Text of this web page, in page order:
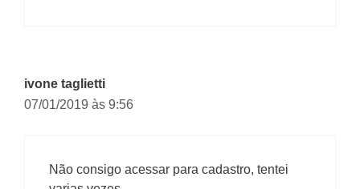
ivone taglietti
07/01/2019 às 9:56
Não consigo acessar para cadastro, tentei